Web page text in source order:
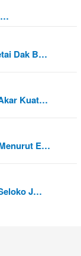
…
Dak B…
Kuat…
E…
J…